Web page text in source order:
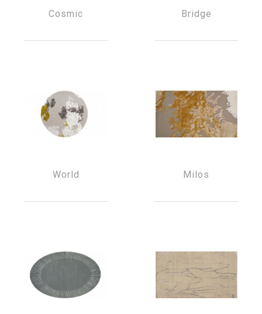
Cosmic Bridge
World Milos